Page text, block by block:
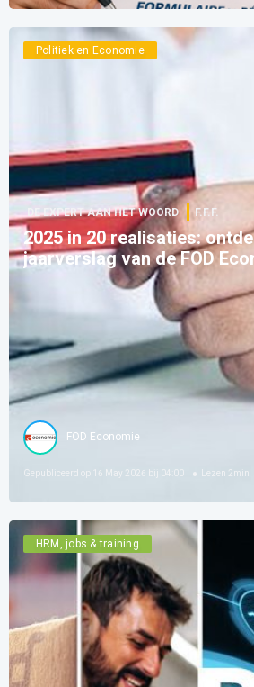
Politiek en Economie
DE EXPERT AAN HET WOORD F.F.F.
2025 in 20 realisaties:
jaarverslag van de FOD
FOD Economie
Gepubliceerd op 16 May 2026 bij 04:00 Lezen 2min
HRM, jobs & training